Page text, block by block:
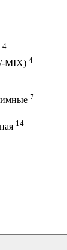
4
MIX) 4
7
14